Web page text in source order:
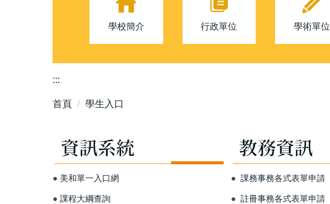
學校簡介 行政單位 學術單位
:::
首頁 學生入口
● 美和單一入口網
● 課程大綱查詢
● 課務事務各式表單申請
● 註冊事務各式表單申請